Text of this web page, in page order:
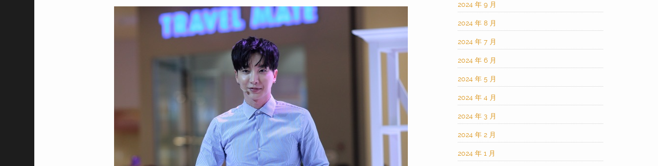
2024 年 9 月
2024 年 8 月
2024 年 7 月
2024 年 6 月
2024 年 5 月
2024 年 4 月
2024 年 3 月
2024 年 2 月
2024 年 1 月